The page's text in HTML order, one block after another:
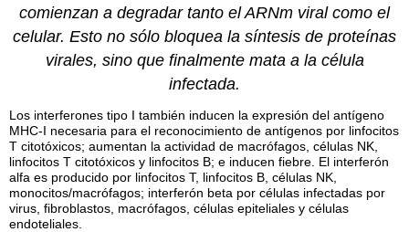
comienzan a degradar tanto el ARNm viral como el
celular. Esto no sólo bloquea la síntesis de proteínas
virales, sino que finalmente mata a la célula
infectada.
Los interferonestipo I también inducen laexpresión del antígeno
MHC-I necesaria para el reconocimiento de antígenos por linfocitos
T citotóxicos; aumentan la actividad de macrófagos, células NK
linfocitos T citotóxicos y linfocitos B; e inducen fiebre. El interferón
alfa es producido por linfocitos T, linfocitos B, células NK,
monocitos/macrófagos; interferón beta por células infectadas por
virus, fibroblastos, macrófagos, células epiteliales y células
endoteliales.